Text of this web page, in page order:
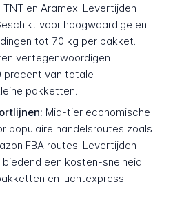
TNT en Aramex. Levertijden
voor hoogwaardige en
tot 70 kg per pakket.
vertegenwoordigen
procent van totale
pakketten.
Mid-tier economische
populaire handelsroutes zoals
FBA routes. Levertijden
een kosten-snelheid
en luchtexpress